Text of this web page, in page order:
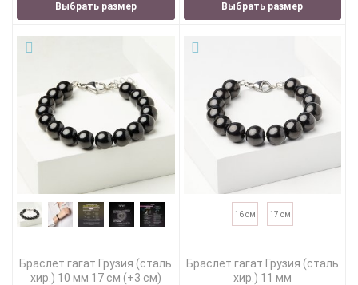
Выбрать размер Выбрать размер
Браслет гагат Грузия (сталь
хир.) 10 мм 17 см (+3 см)
16 см 17 см
Браслет гагат Грузия (сталь
хир.) 11 мм